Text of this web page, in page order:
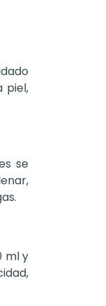
piel,
se
ml y